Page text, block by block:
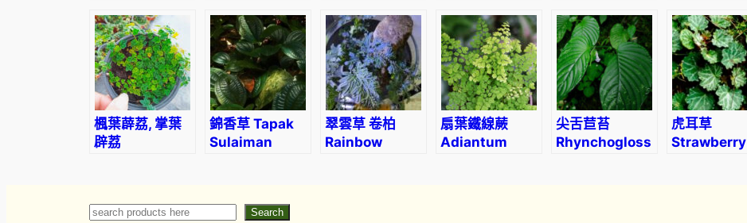
l
a
g
i
n
e
l
barbieri)
venosa ssp.
tessellata
楓葉薜荔, 掌葉
辟荔
錦香草 Tapak
Sulaiman
翠雲草 卷柏
Rainbow
扇葉鐵線蕨
Adiantum
尖舌苣苔
Rhynchoglossum
虎耳草
Strawberry
Search Search